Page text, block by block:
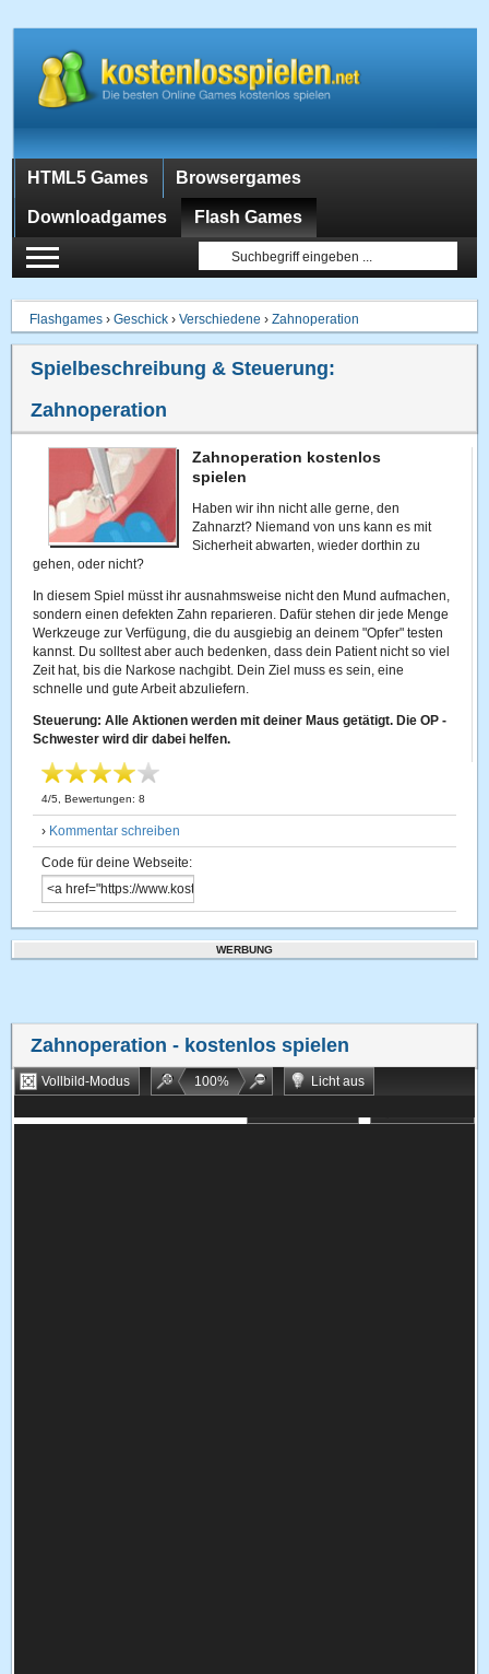
HTML5 Games Browsergames
Downloadgames Flash Games
Flashgames ›Geschick ›Verschiedene ›Zahnoperation
Spielbeschreibung & Steuerung:
Zahnoperation
Zahnoperation kostenlos
spielen
Haben wir ihn nicht alle gerne, den
Zahnarzt? Niemand von uns kann es mit
Sicherheit abwarten, wieder dorthin zu
gehen, oder nicht?
In diesem Spiel müsst ihr ausnahmsweise nicht den Mund aufmachen,
sondern einen defekten Zahn reparieren. Dafür stehen dir jede Menge
Werkzeuge zur Verfügung, die du ausgiebig an deinem "Opfer" testen
kannst. Du solltest aber auch bedenken, dass dein Patient nicht so viel
Zeit hat, bis die Narkose nachgibt. Dein Ziel muss es sein, eine
schnelle und gute Arbeit abzuliefern.
Steuerung: Alle Aktionen werden mit deiner Maus getätigt. Die OP -
Schwester wird dir dabei helfen.
4/5 , Bewertungen:8
› Kommentar schreiben
Code für deine Webseite:
WERBUNG
Zahnoperation - kostenlos spielen
Vollbild-Modus 100%
Licht aus